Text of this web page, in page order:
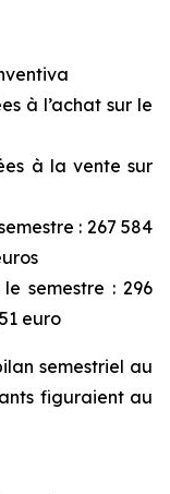
à l’achat sur le
à la vente sur
: 267 584
semestre : 296
euro
semestriel au
figuraient au